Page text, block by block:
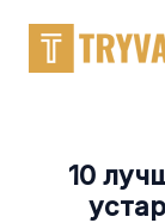
содержанию
10